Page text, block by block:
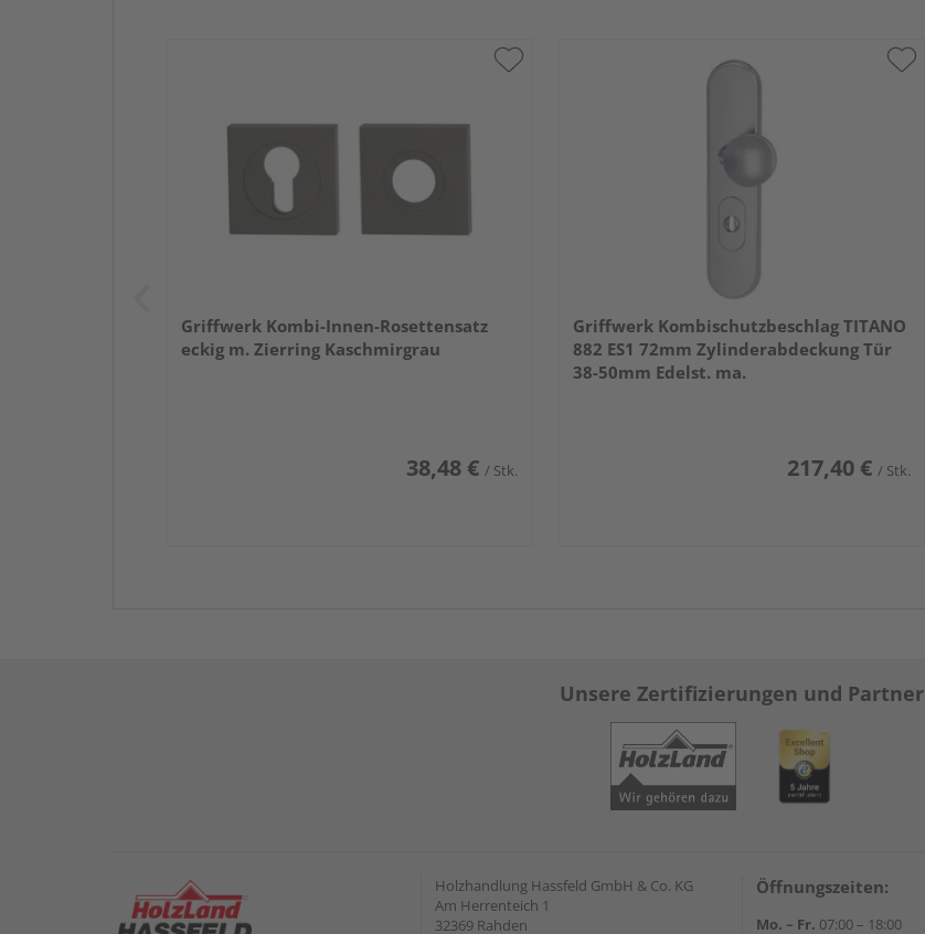
Griffwerk Kombi-Innen-Rosettensatz
eckig m. Zierring Kaschmirgrau
38,48 € / Stk.
Griffwerk Kombischutzbeschlag TITANO
882 ES1 72mm Zylinderabdeckung Tür
38-50mm Edelst. ma.
217,40 € / Stk.
Unsere Zertifizierungen und Partner
Holzhandlung Hassfeld GmbH & Co. KG
Am Herrenteich 1
32369 Rahden
Öffnungszeiten:
Mo. – Fr. 07:00 – 18:00